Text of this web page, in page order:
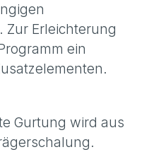
Zur Erleichterung
ein
Gurtung wird aus